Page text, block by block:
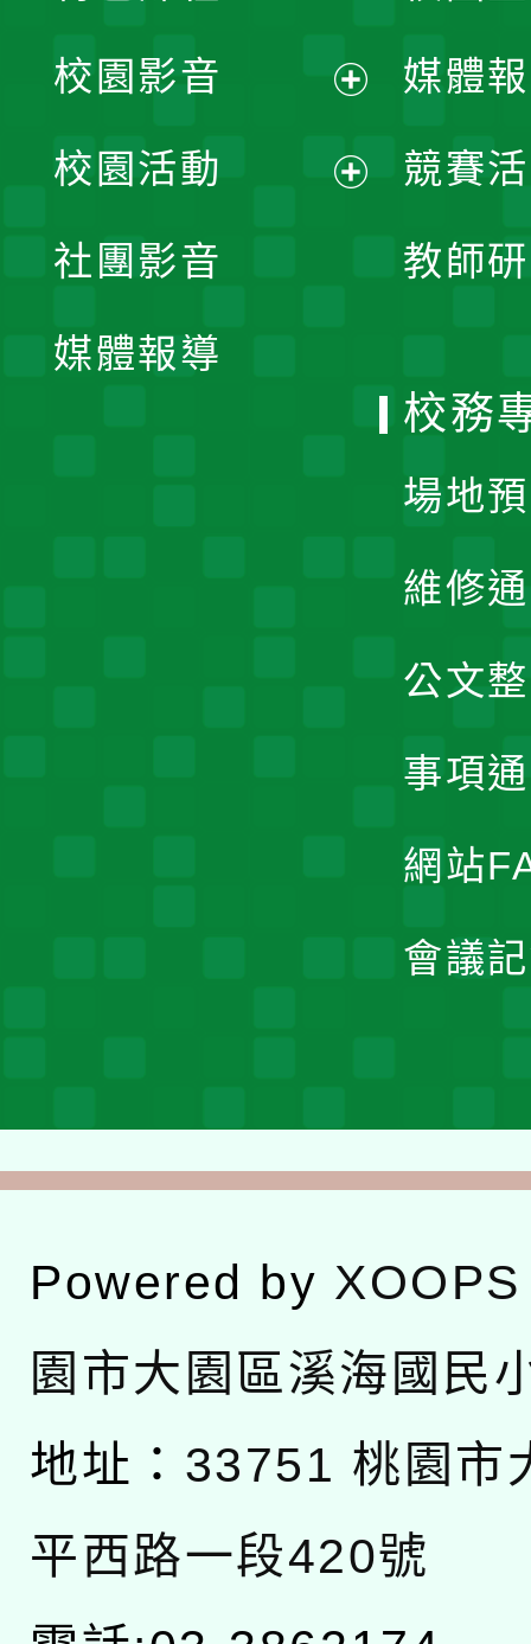
媒體
競賽
教師
校園影音
開
校園活動
社團影音
媒體報導
校務
場地
維修
公文
事項
網站
會議
Powered by XOOPS
園市大園區溪海國民
地址： 33751 桃園市
平西路一段420號